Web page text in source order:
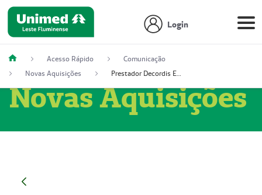
Login
Acesso Rápido
Comunicação
Novas Aquisições
Prestador Decordis Exames Cardiológicos LTDA (51004347-4)
Novas Aquisições